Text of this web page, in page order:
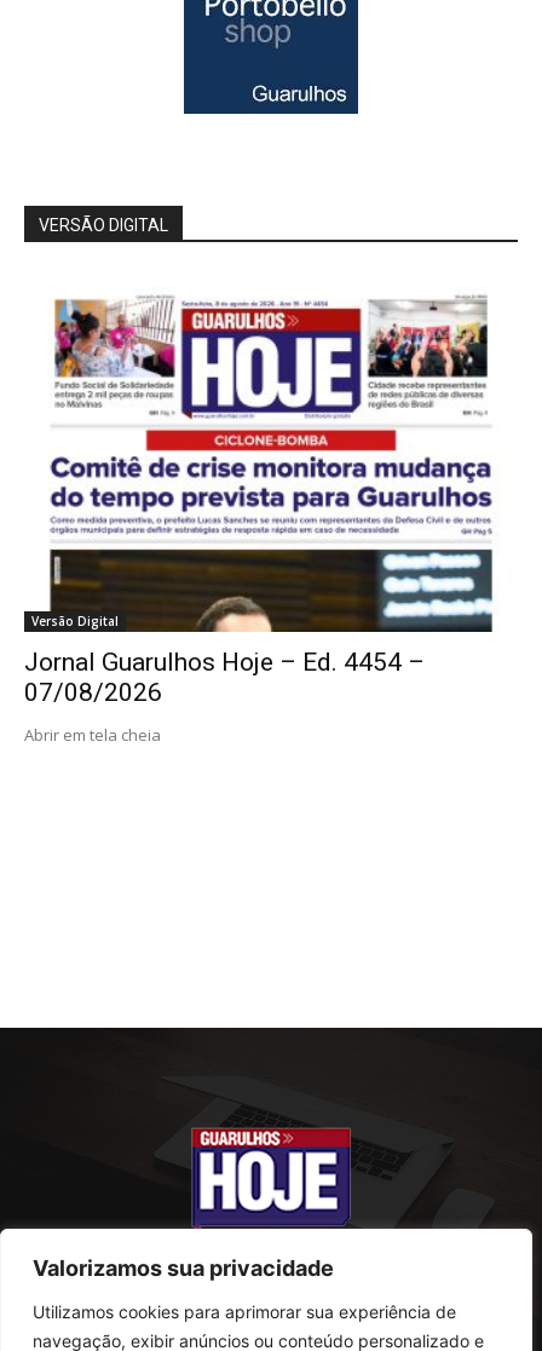
Valorizamos sua privacidade
Utilizamos cookies para aprimorar sua experiência de
navegação, exibir anúncios ou conteúdo personalizado e
VERSÃO DIGITAL
Versão Digital
Jornal Guarulhos Hoje – Ed. 4454 –
07/08/2026
Abrir em tela cheia
SOBRE NÓS